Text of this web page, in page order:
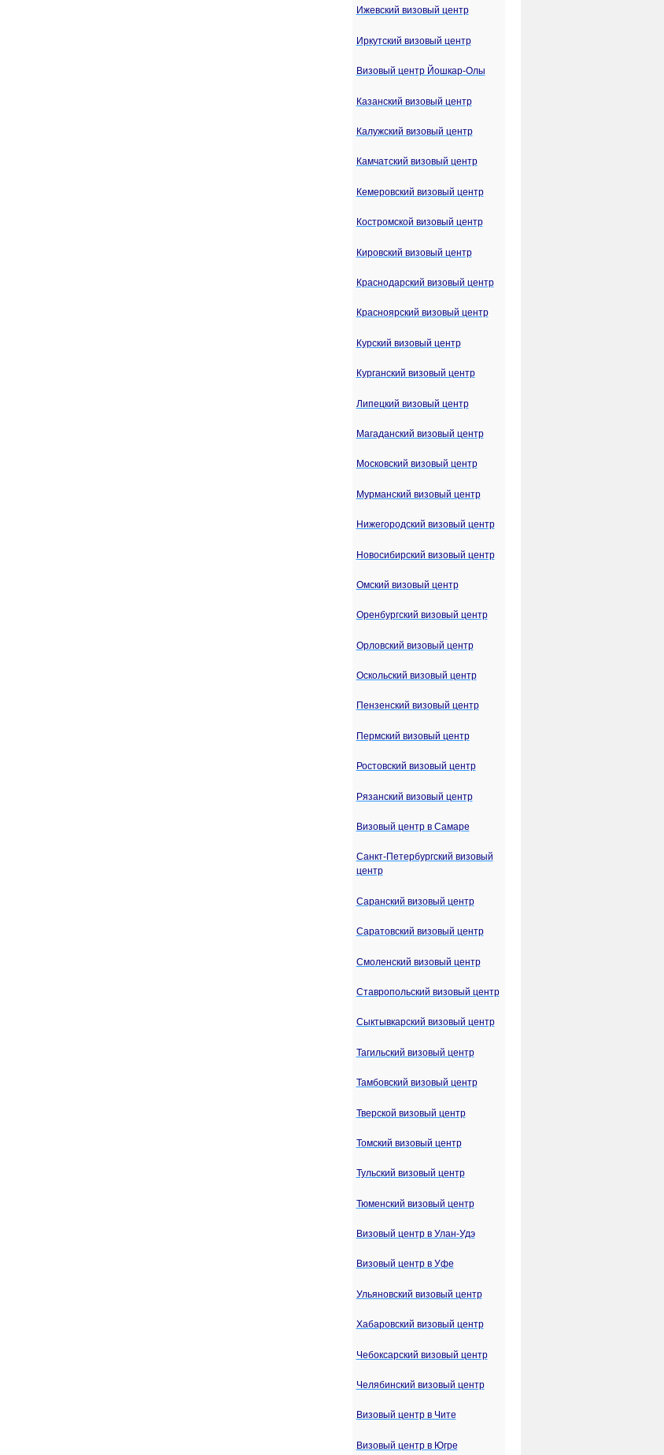
Ижевский визовый центр
Иркутский визовый центр
Визовый центр Йошкар-Олы
Казанский визовый центр
Калужский визовый центр
Камчатский визовый центр
Кемеровский визовый центр
Костромской визовый центр
Кировский визовый центр
Краснодарский визовый центр
Красноярский визовый центр
Курский визовый центр
Курганский визовый центр
Липецкий визовый центр
Магаданский визовый центр
Московский визовый центр
Мурманский визовый центр
Нижегородский визовый центр
Новосибирский визовый центр
Омский визовый центр
Оренбургский визовый центр
Орловский визовый центр
Оскольский визовый центр
Пензенский визовый центр
Пермский визовый центр
Ростовский визовый центр
Рязанский визовый центр
Визовый центр в Самаре
Санкт-Петербургский визовый
центр
Саранский визовый центр
Саратовский визовый центр
Смоленский визовый центр
Ставропольский визовый центр
Сыктывкарский визовый центр
Тагильский визовый центр
Тамбовский визовый центр
Тверской визовый центр
Томский визовый центр
Тульский визовый центр
Тюменский визовый центр
Визовый центр в Улан-Удэ
Визовый центр в Уфе
Ульяновский визовый центр
Хабаровский визовый центр
Чебоксарский визовый центр
Челябинский визовый центр
Визовый центр в Чите
Визовый центр в Югре